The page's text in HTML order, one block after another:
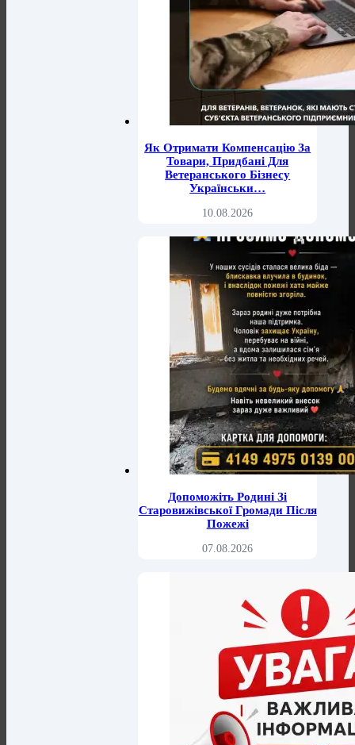
Як Отримати Компенсацію За
Товари, Придбані Для
Ветеранського Бізнесу
Українськи…
10.08.2026
Допоможіть Родині Зі
Старовижівської Громади Після
Пожежі
07.08.2026